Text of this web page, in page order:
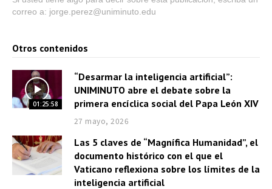
t
r
d
a
d
i
correo a: jorge.perez@uniminuto.edu
Otros contenidos
01:25:58
“Desarmar la inteligencia artificial”:
UNIMINUTO abre el debate sobre la
primera encíclica social del Papa León XIV
27 mayo, 2026
Las 5 claves de “Magnífica Humanidad”, el
documento histórico con el que el
Vaticano reflexiona sobre los límites de la
inteligencia artificial